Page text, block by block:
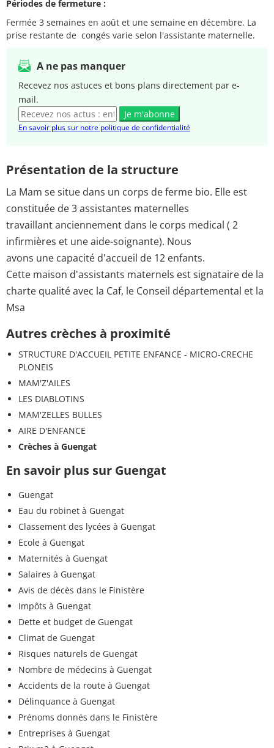
Périodes de fermeture :
Fermée 3 semaines en août et une semaine en décembre. La
prise restante de congés varie selon l'assistante maternelle.
A ne pas manquer
Recevez nos astuces et bons plans directement par e-
mail.
Je m'abonne
En savoir plus sur notre politique de confidentialité
Présentation de la structure
La Mam se situe dans un corps de ferme bio. Elle est
constituée de 3 assistantes maternelles
travaillant anciennement dans le corps medical ( 2
infirmières et une aide-soignante). Nous
avons une capacité d'accueil de 12 enfants.
Cette maison d'assistants maternels est signataire de la
charte qualité avec la Caf, le Conseil départemental et la
Msa
Autres crèches à proximité
STRUCTURE D'ACCUEIL PETITE ENFANCE - MICRO-CRECHE
PLONEIS
MAM'Z'AILES
LES DIABLOTINS
MAM'ZELLES BULLES
AIRE D'ENFANCE
Crèches à Guengat
En savoir plus sur Guengat
Guengat
Eau du robinet à Guengat
Classement des lycées à Guengat
Ecole à Guengat
Maternités à Guengat
Salaires à Guengat
Avis de décès dans le Finistère
Impôts à Guengat
Dette et budget de Guengat
Climat de Guengat
Risques naturels de Guengat
Nombre de médecins à Guengat
Accidents de la route à Guengat
Délinquance à Guengat
Prénoms donnés dans le Finistère
Entreprises à Guengat